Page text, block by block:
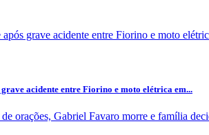
acidente entre Fiorino e moto elétrica em...